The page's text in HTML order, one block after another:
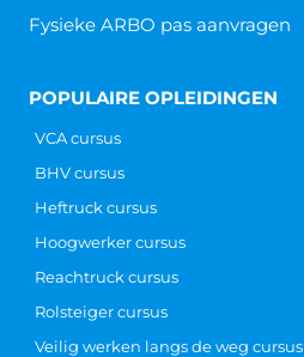
Fysieke ARBO pas aanvragen
POPULAIRE OPLEIDINGEN
VCA cursus
BHV cursus
Heftruck cursus
Hoogwerker cursus
Reachtruck cursus
Rolsteiger cursus
Veilig werken langs de weg cursus